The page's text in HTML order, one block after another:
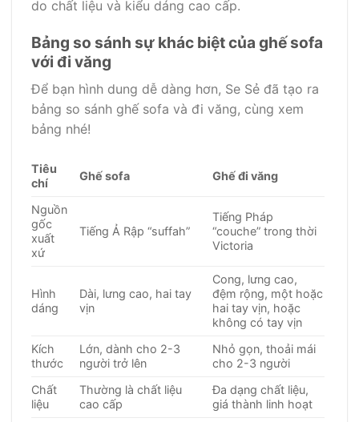
do chất liệu và kiểu dáng cao cấp.
Bảng so sánh sự khác biệt của ghế sofa
với đi văng
Để bạn hình dung dễ dàng hơn, Se Sẻ đã tạo ra
bảng so sánh ghế sofa và đi văng, cùng xem
bảng nhé!
Tiêu
chí
Ghế sofa Ghế đi văng
Nguồn
gốc
xuất
xứ
Tiếng Ả Rập “suffah”
Tiếng Pháp
“couche” trong thời
Victoria
Hình
dáng
Dài, lưng cao, hai tay
vịn
Cong, lưng cao,
đệm rộng, một hoặc
hai tay vịn, hoặc
không có tay vịn
Kích
thước
Lớn, dành cho 2-3
người trở lên
Nhỏ gọn, thoải mái
cho 2-3 người
Chất
liệu
Thường là chất liệu
cao cấp
Đa dạng chất liệu,
giá thành linh hoạt